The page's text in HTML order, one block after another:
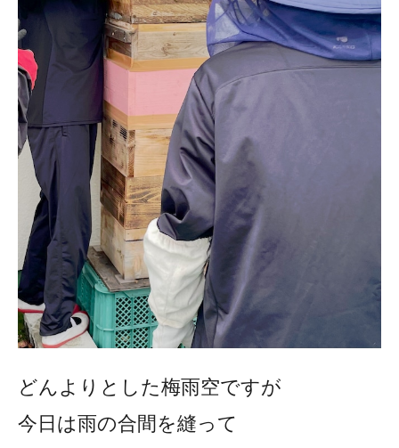
どんよりとした梅雨空ですが
今日は雨の合間を縫って